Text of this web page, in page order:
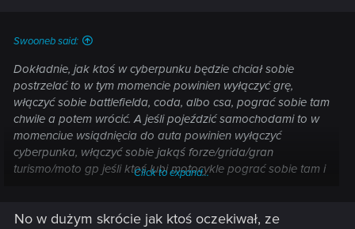
Swooneb said:
Dokładnie, jak ktoś w cyberpunku będzie chciał sobie
postrzelać to w tym momencie powinien wyłączyć grę,
włączyć sobie battlefielda, coda, albo csa, pograć sobie tam
chwile a potem wrócić. A jeśli pojeździć samochodami to w
momenciue wsiądnięcia do auta powinien wyłączyć
cyberpunka, włączyć sobie jakąś forze/grida/gran
turismo/moto gp jeśli ktoś lubi motocykle pograć sobie tam i
pościgach policyjnych, to gracz powinien zdobyć kilka
Click to expand...
No w dużym skrócie jak ktoś oczekiwał, ze